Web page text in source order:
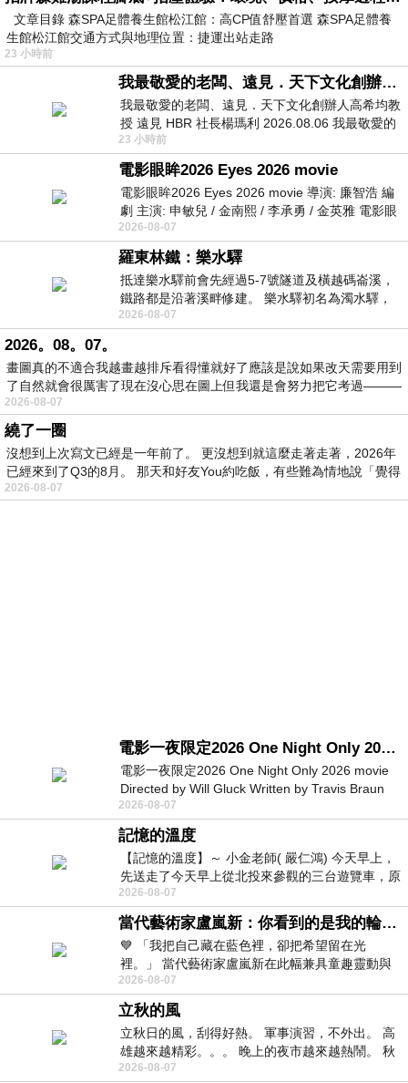
文章目錄 森SPA足體養生館松江館：高CP值舒壓首選 森SPA足體養
生館松江館交通方式與地理位置：捷運出站走路
23 小時前
我最敬愛的老闆、遠見．天下文化創辦人高希均教授
我最敬愛的老闆、遠見．天下文化創辦人高希均教
授 遠見 HBR 社長楊瑪利 2026.08.06 我最敬愛的
老闆、遠見．天下文化創辦人高希均教
23 小時前
電影眼眸2026 Eyes 2026 movie
電影眼眸2026 Eyes 2026 movie 導演: 廉智浩 編
劇 主演: 申敏兒 / 金南熙 / 李承勇 / 金英雅 電影眼
眸2026描述攝影師徐珍因遺
2026-08-07
羅東林鐵：樂水驛
抵達樂水驛前會先經過5-7號隧道及橫越碼崙溪，
鐵路都是沿著溪畔修建。 樂水驛初名為濁水驛，
但因與臺鐵集集線車站同名，於1953
2026-08-07
2026。08。07。
畫圖真的不適合我越畫越排斥看得懂就好了應該是說如果改天需要用到
了自然就會很厲害了現在沒心思在圖上但我還是會努力把它考過———
2026-08-07
繞了一圈
沒想到上次寫文已經是一年前了。 更沒想到就這麼走著走著，2026年
已經來到了Q3的8月。 那天和好友You約吃飯，有些難為情地說「覺得
2026-08-07
電影一夜限定2026 One Night Only 2026 movie
電影一夜限定2026 One Night Only 2026 movie
Directed by Will Gluck Written by Travis Braun
Starring Monica Barbaro
2026-08-07
記憶的溫度
【記憶的溫度】～ 小金老師( 嚴仁鴻) 今天早上，
先送走了今天早上從北投來參觀的三台遊覽車，原
以為展場已經差不多要安靜下來，卻發
2026-08-07
當代藝術家盧嵐新：你看到的是我的輪廓，還是你的故事？——藏在藍色裡的希望與光
💙 「我把自己藏在藍色裡，卻把希望留在光
裡。」 當代藝術家盧嵐新在此幅兼具童趣靈動與
抽象韻味的新作中，用湛藍的羽翼般色塊包覆著
2026-08-07
立秋的風
立秋日的風，刮得好熱。 軍事演習，不外出。 高
雄越來越精彩。。。 晚上的夜市越來越熱鬧。 秋
天的風刮得很熱 夜遊消暑熱。。。
2026-08-07